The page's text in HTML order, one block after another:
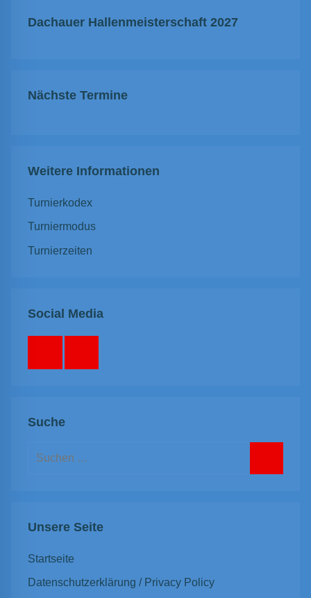
Dachauer Hallenmeisterschaft 2027
Nächste Termine
Weitere Informationen
Turnierkodex
Turniermodus
Turnierzeiten
Social Media
Suche
Suchen
Unsere Seite
Startseite
Datenschutzerklärung / Privacy Policy